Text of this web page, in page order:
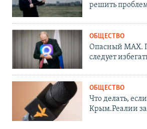
решить
ОБЩЕСТВО
Опасный MAX.
следует
ОБЩЕСТВО
Что делать,
Крым.Реалии